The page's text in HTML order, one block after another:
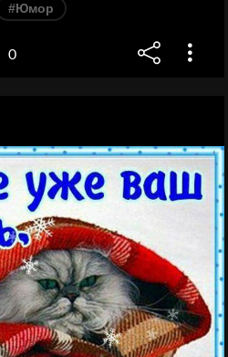
#Юмор
0